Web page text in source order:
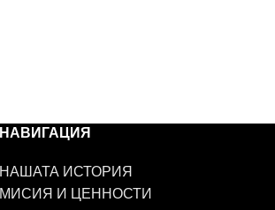
НАВИГАЦИЯ
НАШАТА ИСТОРИЯ
МИСИЯ И ЦЕННОСТИ